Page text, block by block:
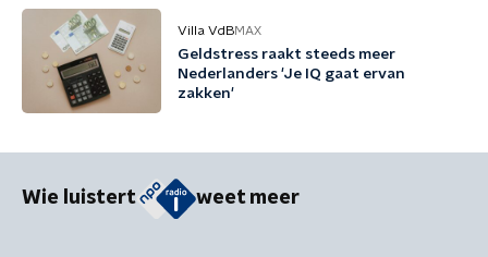
Villa VdBMAX
Geldstress raakt steeds meer
Nederlanders 'Je IQ gaat ervan
zakken'
Wie luistert weet meer